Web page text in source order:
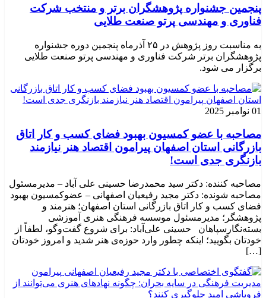
پنجمین جشنواره پژوهشگران برتر و منتخب شرکت
فناوری و مهندسی پرتو صنعت طلایی
به مناسبت روز پژوهش در ۲۵ آذرماه پنجمین دوره جشنواره
پژوهشگران برتر شرکت فناوری و مهندسی پرتو صنعت طلایی
برگزار می شود.
01 نوامبر 2025
مصاحبه با عضو کمسیون بهبود فضای کسب و کار اتاق
بازرگانی استان اصفهان پیرامون اقتصاد هنر نیازمند
بازنگری جدی است!
مصاحبه کننده: دکتر سید محمدرضا حسینی علی آباد – مدیرمسئول
مصاحبه شونده: دکتر مجید رفیعیان اصفهانی – عضوکمسیون بهبود
فضای کسب و کار اتاق بازرگانی استان اصفهان؛ هنرمند و
پژوهشگر؛ ‌مدیرمسئول موسسه فرهنگی هنری آموزشی
بسته‌نگارسپاهان حسینی علی‌آباد: برای شروع گفت‌وگو، لطفاً از
خودتان بگویید؛ اینکه چطور وارد حوزه‌ی هنر شدید و امروز خودتان
[…]